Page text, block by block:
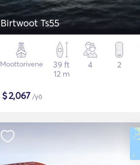
Birtwoot Ts55
Moottorivene
39 ft
12 m
4 2
$2,067 /yö